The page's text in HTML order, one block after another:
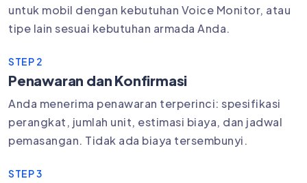
untuk mobil dengan kebutuhan Voice Monitor, atau
tipe lain sesuai kebutuhan armada Anda.
STEP 2
Penawaran dan Konfirmasi
Anda menerima penawaran terperinci: spesifikasi
perangkat, jumlah unit, estimasi biaya, dan jadwal
pemasangan. Tidak ada biaya tersembunyi.
STEP 3